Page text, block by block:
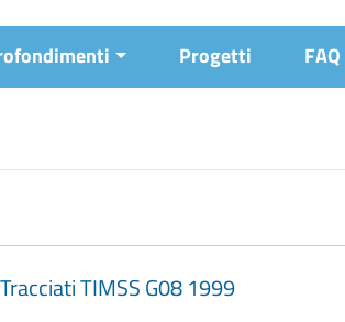
Progetti FAQ
Tracciati TIMSS G08 1999